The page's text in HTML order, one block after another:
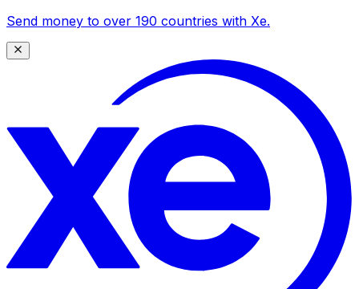
Send money to over 190 countries with Xe.